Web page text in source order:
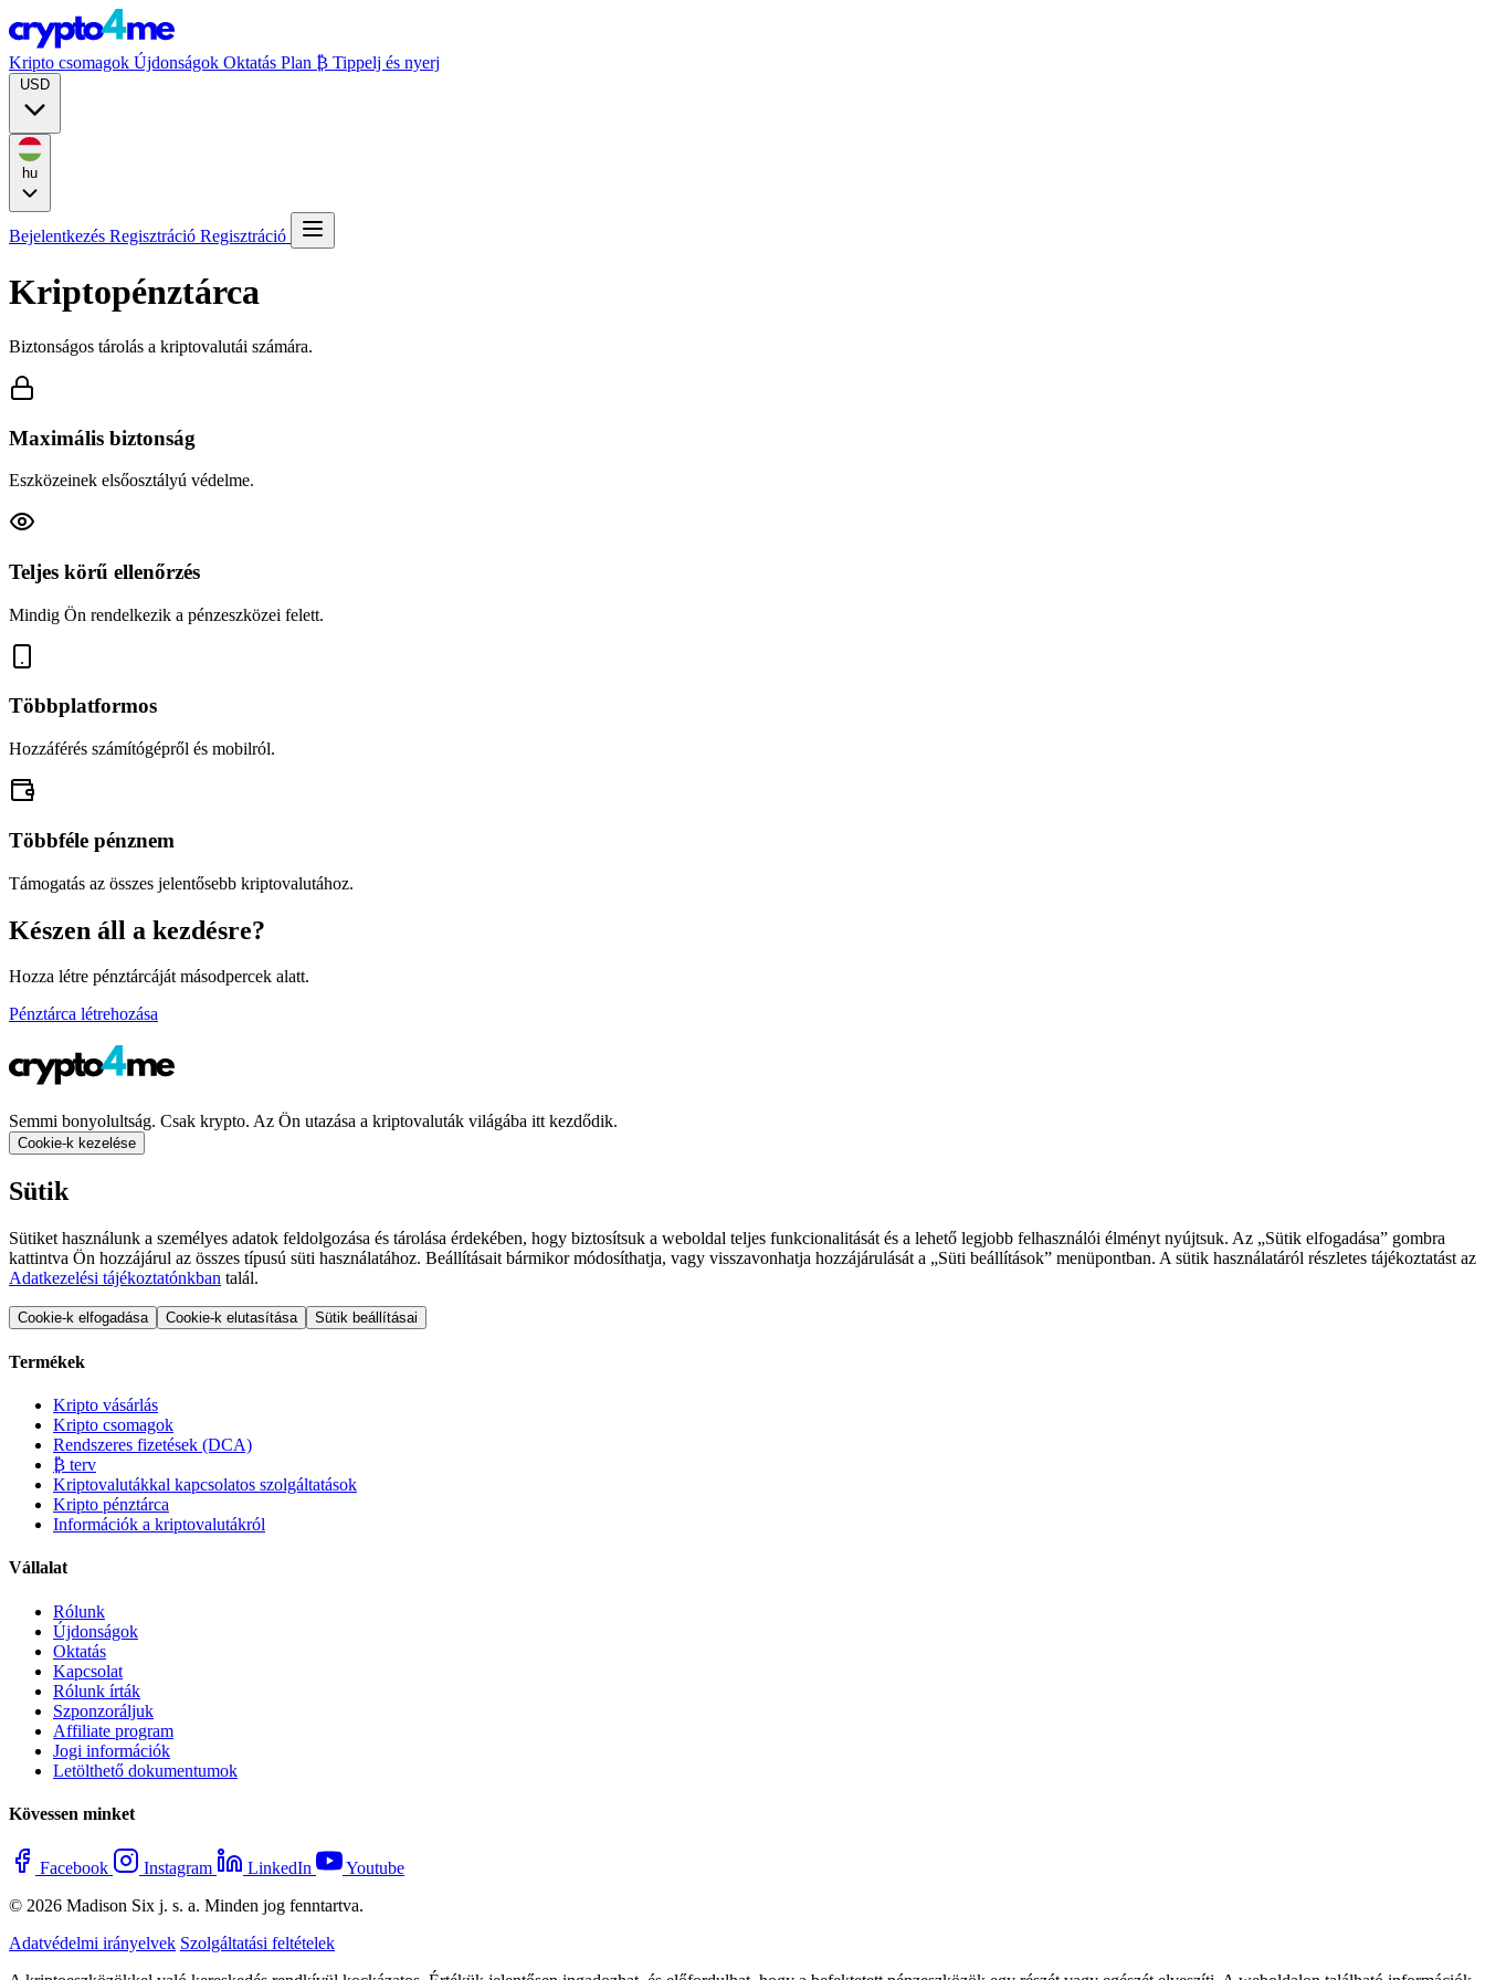
Kripto csomagok Újdonságok Oktatás Plan ₿ Tippelj és nyerj
Bejelentkezés Regisztráció Regisztráció
Kriptopénztárca
Biztonságos tárolás a kriptovalutái számára.
Maximális biztonság
Eszközeinek elsőosztályú védelme.
Teljes körű ellenőrzés
Mindig Ön rendelkezik a pénzeszközei felett.
Többplatformos
Hozzáférés számítógépről és mobilról.
Többféle pénznem
Támogatás az összes jelentősebb kriptovalutához.
Készen áll a kezdésre?
Hozza létre pénztárcáját másodpercek alatt.
Pénztárca létrehozása
Semmi bonyolultság. Csak krypto. Az Ön utazása a kriptovaluták világába itt kezdődik.
Cookie-k kezelése
Sütik
Sütiket használunk a személyes adatok feldolgozása és tárolása érdekében, hogy biztosítsuk a weboldal teljes funkcionalitását és a lehető legjobb felhasználói élményt nyújtsuk. Az „Sütik elfogadása” gombra
kattintva Ön hozzájárul az összes típusú süti használatához. Beállításait bármikor módosíthatja, vagy visszavonhatja hozzájárulását a „Süti beállítások” menüpontban. A sütik használatáról részletes tájékoztatást az
Adatkezelési tájékoztatónkban talál.
Cookie-k elfogadása Cookie-k elutasítása Sütik beállításai
Termékek
Kripto vásárlás
Kripto csomagok
Rendszeres fizetések (DCA)
₿ terv
Kriptovalutákkal kapcsolatos szolgáltatások
Kripto pénztárca
Információk a kriptovalutákról
Vállalat
Rólunk
Újdonságok
Oktatás
Kapcsolat
Rólunk írták
Szponzoráljuk
Affiliate program
Jogi információk
Letölthető dokumentumok
Kövessen minket
Facebook Instagram LinkedIn
Youtube
© 2026 Madison Six j. s. a. Minden jog fenntartva.
Adatvédelmi irányelvek Szolgáltatási feltételek